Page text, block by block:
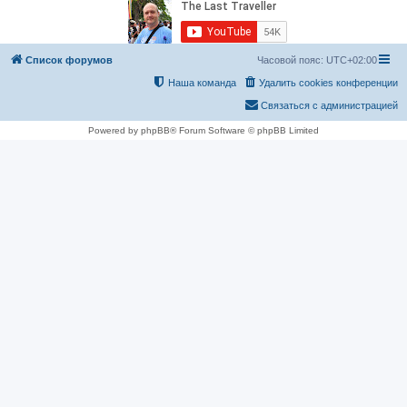
Список форумов Часовой пояс: UTC+02:00
Удалить cookies конференции
Наша команда
Связаться с администрацией
Powered by phpBB® Forum Software © phpBB Limited